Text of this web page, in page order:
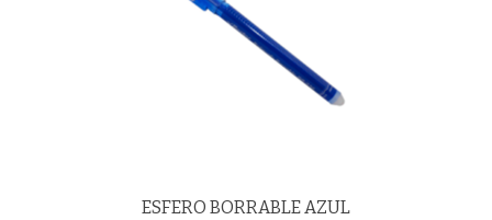
ESFERO BORRABLE AZUL